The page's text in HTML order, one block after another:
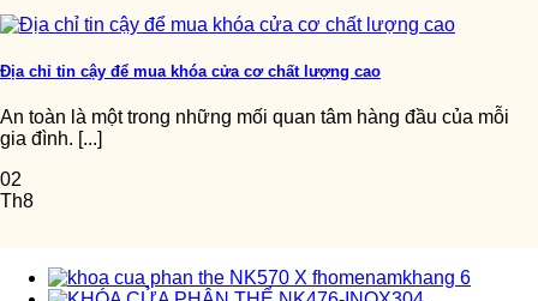
Địa chỉ tin cậy để mua khóa cửa cơ chất lượng cao
An toàn là một trong những mối quan tâm hàng đầu của mỗi
gia đình. [...]
02
Th8